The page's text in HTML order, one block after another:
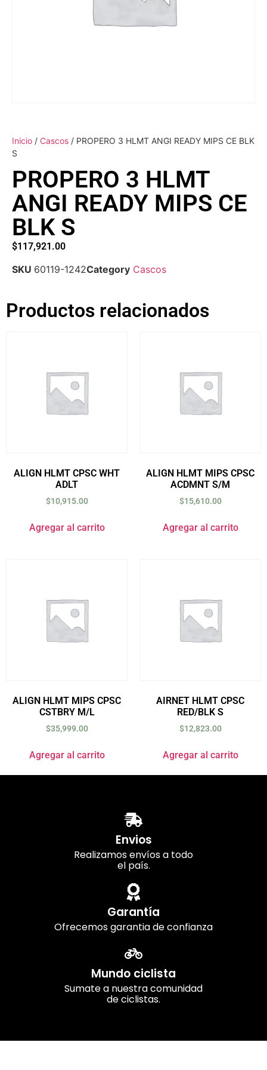
Inicio / Cascos / PROPERO 3 HLMT ANGI READY MIPS CE BLK
S
PROPERO 3 HLMT
ANGI READY MIPS CE
BLK S
$117,921.00
SKU 60119-1242Category Cascos
Productos relacionados
ALIGN HLMT CPSC WHT
ADLT
$10,915.00
Agregar al carrito
ALIGN HLMT MIPS CPSC
ACDMNT S/M
$15,610.00
Agregar al carrito
ALIGN HLMT MIPS CPSC
CSTBRY M/L
$35,999.00
Agregar al carrito
AIRNET HLMT CPSC
RED/BLK S
$12,823.00
Agregar al carrito
Envios
Realizamos envíos a todo
el país.
Garantía
Ofrecemos garantia de confianza
Mundo ciclista
Sumate a nuestra comunidad
de ciclistas.